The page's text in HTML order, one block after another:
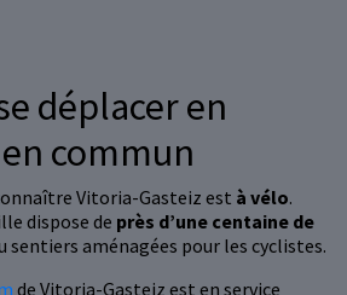
déplacer en
commun
Vitoria-Gasteiz est à vélo.
dispose de près d’une centaine de
sentiers aménagées pour les cyclistes.
de Vitoria-Gasteiz est en service